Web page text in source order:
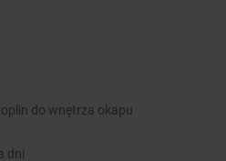
do wnętrza okapu
dni